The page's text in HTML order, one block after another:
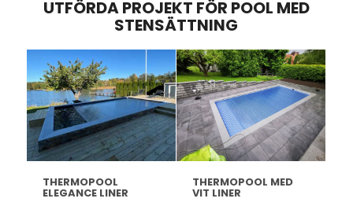
UTFÖRDA PROJEKT FÖR POOL MED
STENSÄTTNING
THERMOPOOL
ELEGANCE LINER
THERMOPOOL MED
VIT LINER